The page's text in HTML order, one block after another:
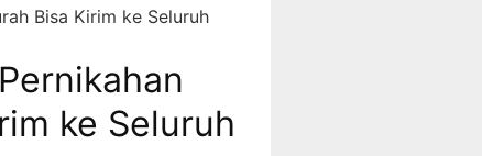
Bisa Kirim ke Seluruh
ke Seluruh